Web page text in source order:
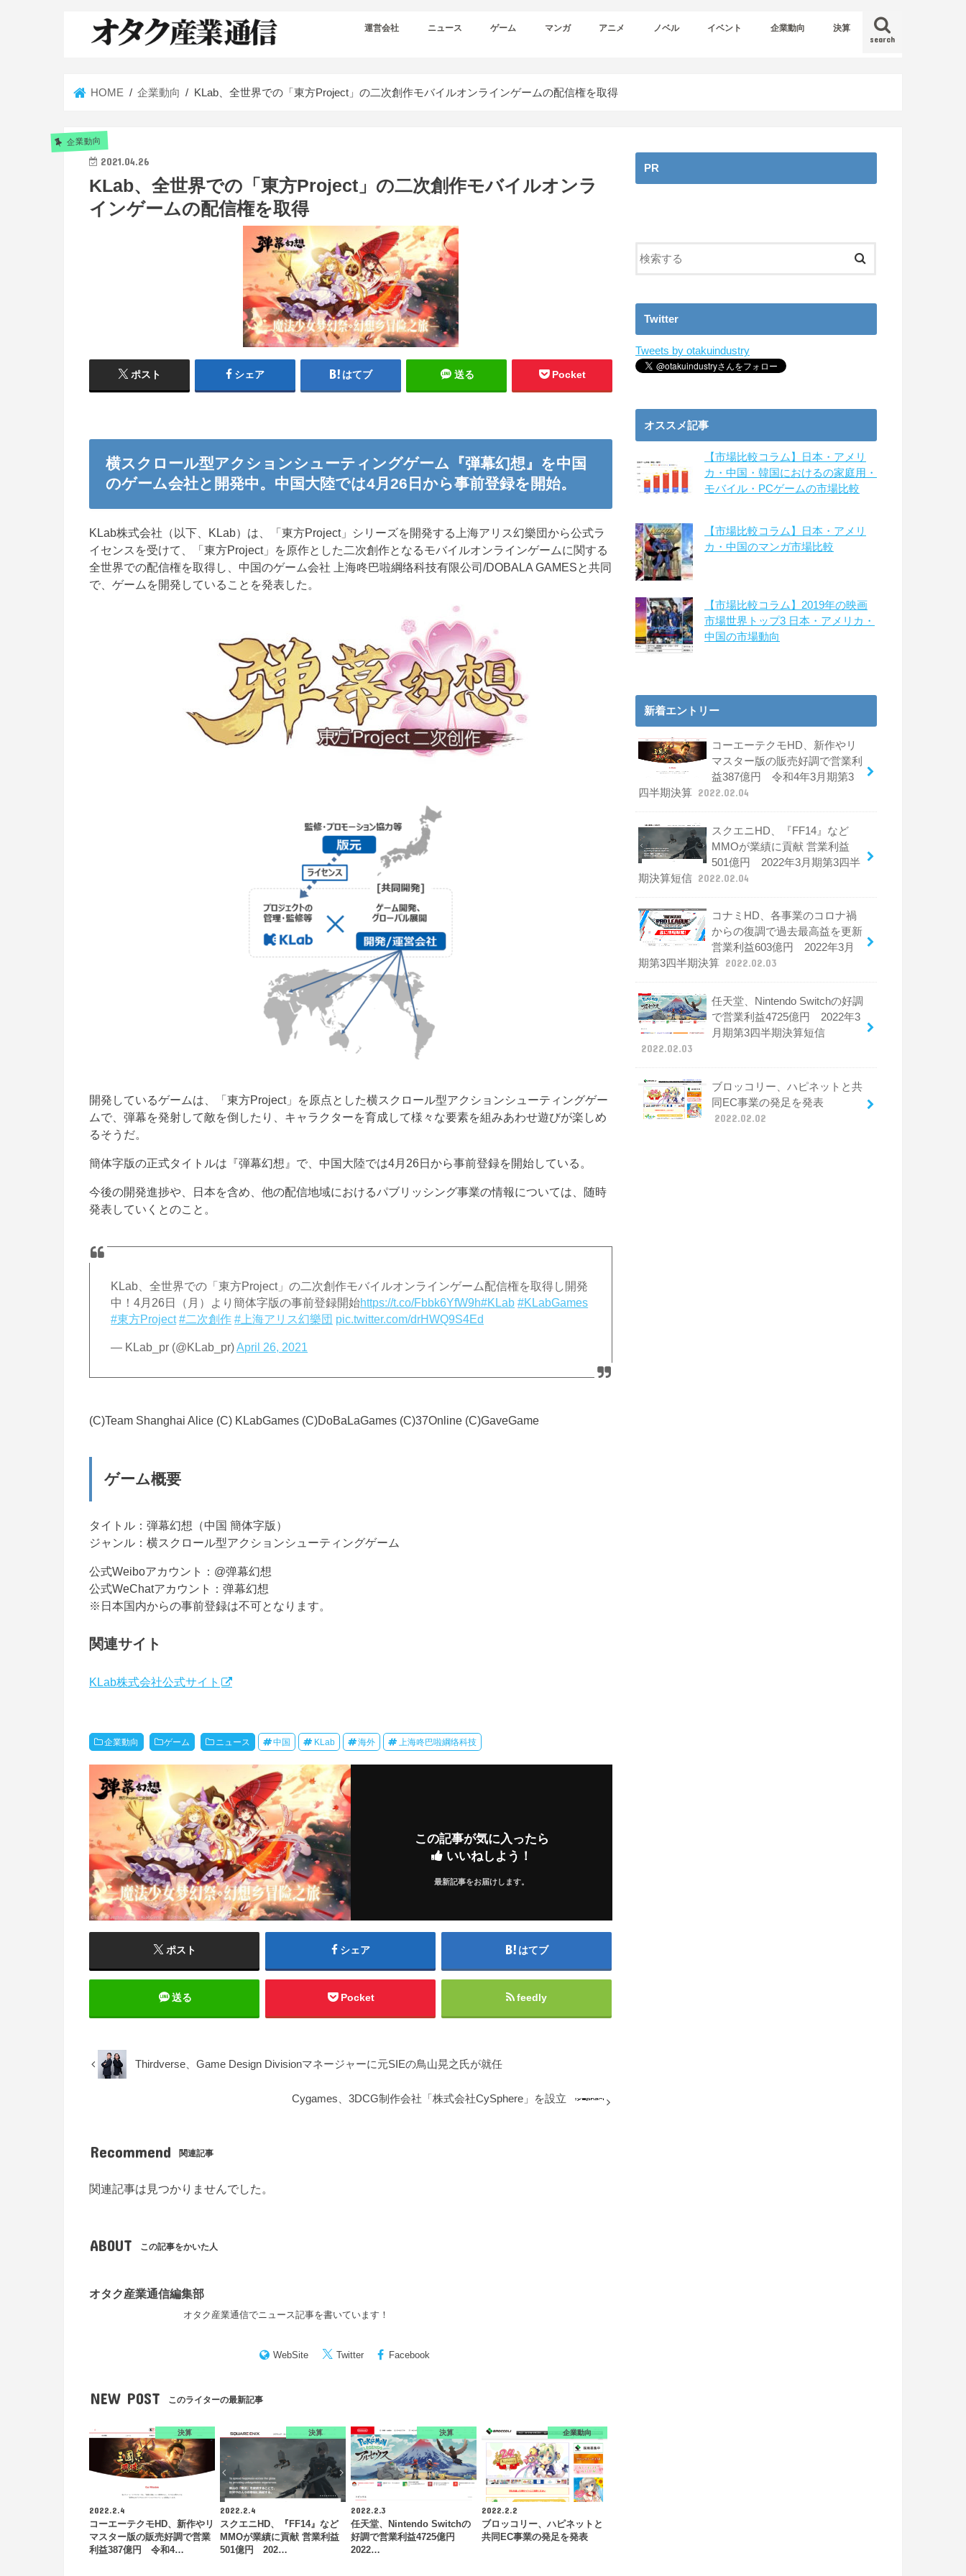
search
運営会社 ニュース ゲーム マンガ アニメ ノベル イベント 企業動向 決算
HOME 企業動向 KLab、全世界での「東方Project」の二次創作モバイルオンラインゲームの配信権を取得
企業動向
2021.04.26
KLab、全世界での「東方Project」の二次創作モバイルオンラ
インゲームの配信権を取得
ポスト シェア はてブ 送る Pocket
横スクロール型アクションシューティングゲーム『弾幕幻想』を中国
のゲーム会社と開発中。中国大陸では4月26日から事前登録を開始。
KLab株式会社（以下、KLab）は、「東方Project」シリーズを開発する上海アリス幻樂団から公式ラ
イセンスを受けて、「東方Project」を原作とした二次創作となるモバイルオンラインゲームに関する
全世界での配信権を取得し、中国のゲーム会社 上海咚巴啦綱络科技有限公司/DOBALA GAMESと共同
で、ゲームを開発していることを発表した。
開発しているゲームは、「東方Project」を原点とした横スクロール型アクションシューティングゲー
ムで、弾幕を発射して敵を倒したり、キャラクターを育成して様々な要素を組みあわせ遊びが楽しめ
るそうだ。
簡体字版の正式タイトルは『弾幕幻想』で、中国大陸では4月26日から事前登録を開始している。
今後の開発進捗や、日本を含め、他の配信地域におけるパブリッシング事業の情報については、随時
発表していくとのこと。
KLab、全世界での「東方Project」の二次創作モバイルオンラインゲーム配信権を取得し開発
中！4月26日（月）より簡体字版の事前登録開始https://t.co/Fbbk6YfW9h#KLab #KLabGames
#東方Project #二次創作 #上海アリス幻樂団 pic.twitter.com/drHWQ9S4Ed
— KLab_pr (@KLab_pr)April 26, 2021
(C)Team Shanghai Alice (C) KLabGames (C)DoBaLaGames (C)37Online (C)GaveGame
ゲーム概要
タイトル：弾幕幻想（中国 簡体字版）
ジャンル：横スクロール型アクションシューティングゲーム
公式Weiboアカウント：@弹幕幻想
公式WeChatアカウント：弹幕幻想
※日本国内からの事前登録は不可となります。
関連サイト
KLab株式会社公式サイト
企業動向 ゲーム ニュース 中国 KLab 海外 上海咚巴啦綱络科技
この記事が気に入ったら
いいねしよう！
最新記事をお届けします。
ポスト シェア はてブ
送る Pocket feedly
Thirdverse、Game Design Divisionマネージャーに元SIEの鳥山晃之氏が就任
Cygames、3DCG制作会社「株式会社CySphere」を設立
Recommend 関連記事
関連記事は見つかりませんでした。
ABOUT この記事をかいた人
オタク産業通信編集部
オタク産業通信でニュース記事を書いています！
WebSite Twitter Facebook
NEW POST このライターの最新記事
決算
2022.2.4
コーエーテクモHD、新作やリ
マスター版の販売好調で営業
利益387億円 令和4…
決算
2022.2.4
スクエニHD、『FF14』など
MMOが業績に貢献 営業利益
501億円 202…
決算
2022.2.3
任天堂、Nintendo Switchの
好調で営業利益4725億円
2022…
企業動向
2022.2.2
ブロッコリー、ハピネットと
共同EC事業の発足を発表
PR
Twitter
Tweets by otakuindustry
オススメ記事
【市場比較コラム】日本・アメリ
カ・中国・韓国におけるの家庭用・
モバイル・PCゲームの市場比較
【市場比較コラム】日本・アメリ
カ・中国のマンガ市場比較
【市場比較コラム】2019年の映画
市場世界トップ3 日本・アメリカ・
中国の市場動向
新着エントリー
コーエーテクモHD、新作やリ
マスター版の販売好調で営業利
益387億円 令和4年3月期第3
四半期決算 2022.02.04
スクエニHD、『FF14』など
MMOが業績に貢献 営業利益
501億円 2022年3月期第3四半
期決算短信 2022.02.04
コナミHD、各事業のコロナ禍
からの復調で過去最高益を更新
営業利益603億円 2022年3月
期第3四半期決算 2022.02.03
任天堂、Nintendo Switchの好調
で営業利益4725億円 2022年3
月期第3四半期決算短信
2022.02.03
ブロッコリー、ハピネットと共
同EC事業の発足を発表
2022.02.02